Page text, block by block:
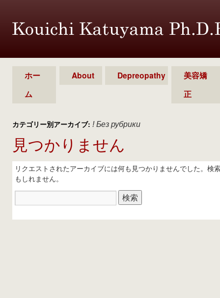
ホー
ム
About Depreopathy
美容矯
正
カテゴリー別アーカイブ: ! Без рубрики
見つかりません
リクエストされたアーカイブには何も見つかりませんでした。検
もしれません。